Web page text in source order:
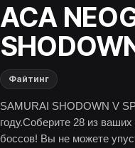
ACA
Файтинг
SAMURAI SHODOWN V
году.Соберите 28 из
боссов! Вы не можете упустить эту возможность одним ударом сбить